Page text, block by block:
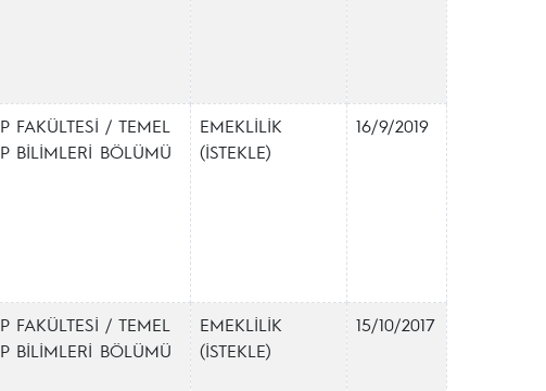
FAKÜLTESİ / TEMEL
BİLİMLERİ BÖLÜMÜ
EMEKLİLİK
(İSTEKLE)
16/9/2019
FAKÜLTESİ / TEMEL
BİLİMLERİ BÖLÜMÜ
EMEKLİLİK
(İSTEKLE)
15/10/2017